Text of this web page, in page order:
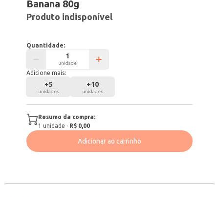
Banana 80g
Produto indisponível
Quantidade:
unidade
Adicione mais:
+5
unidades
+10
unidades
Resumo da compra:
1 unidade · R$ 0,00
Adicionar ao carrinho